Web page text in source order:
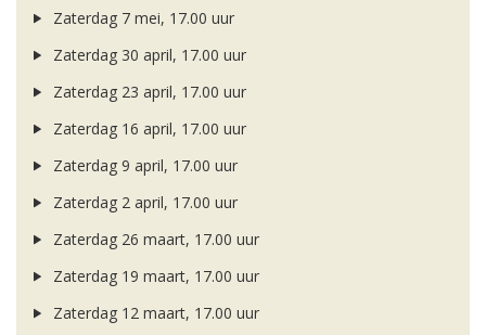
Zaterdag 7 mei, 17.00 uur
Zaterdag 30 april, 17.00 uur
Zaterdag 23 april, 17.00 uur
Zaterdag 16 april, 17.00 uur
Zaterdag 9 april, 17.00 uur
Zaterdag 2 april, 17.00 uur
Zaterdag 26 maart, 17.00 uur
Zaterdag 19 maart, 17.00 uur
Zaterdag 12 maart, 17.00 uur